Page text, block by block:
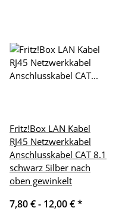
Fritz!Box LAN Kabel
RJ45 Netzwerkkabel
Anschlusskabel CAT 8.1
schwarz Silber nach
oben gewinkelt
7,80 € - 12,00 €*